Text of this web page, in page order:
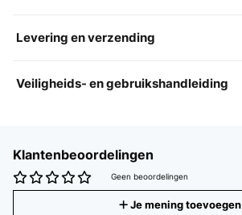
Levering en verzending
Veiligheids- en gebruikshandleiding
Klantenbeoordelingen
Geen beoordelingen
Je mening toevoegen